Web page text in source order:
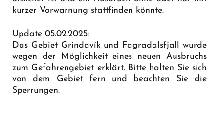
kurzer Vorwarnung stattfinden könnte.
Update 05.02.2025:
Das Gebiet Grindavík und Fagradalsfjall wurde
wegen der Möglichkeit eines neuen Ausbruchs
zum Gefahrengebiet erklärt. Bitte halten Sie sich
von dem Gebiet fern und beachten Sie die
Sperrungen.